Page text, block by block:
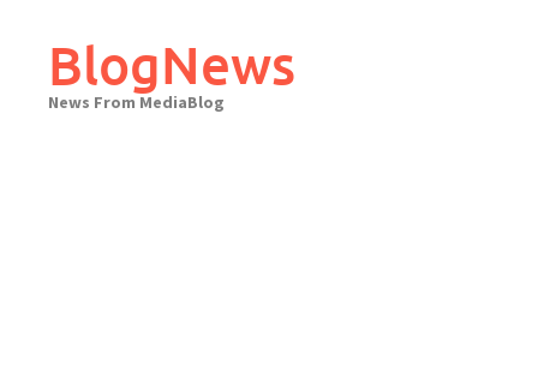
contentBlogNews
News From MediaBlog